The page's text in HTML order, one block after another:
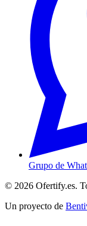
Grupo de
© 2026 Ofertify.es.
Un proyecto de